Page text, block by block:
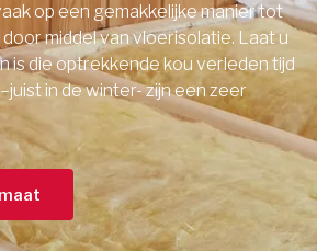
op een gemakkelijke manier tot
middel van vloerisolatie. Laat u
is die optrekkende kou verleden tijd
in de winter- zijn een zeer